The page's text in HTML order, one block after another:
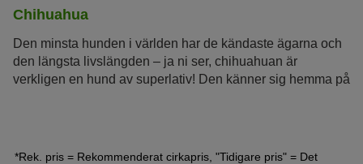
Chihuahua
Den minsta hunden i världen har de kändaste ägarna och
den längsta livslängden – ja ni ser, chihuahuan är
verkligen en hund av superlativ! Den känner sig hemma på
lyxhund.
*Rek. pris = Rekommenderat cirkapris, "Tidigare pris" = Det